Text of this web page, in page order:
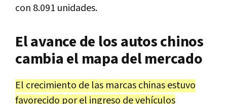
con 8.091 unidades.
El avance de los autos chinos
cambia el mapa del mercado
El crecimiento de las marcas chinas estuvo
favorecido por el ingreso de vehículos